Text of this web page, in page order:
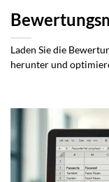
Laden Sie die
herunter und